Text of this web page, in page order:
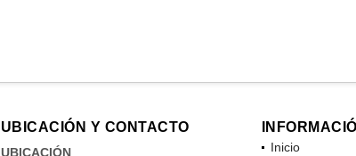
UBICACIÓN Y CONTACTO
UBICACIÓN Inicio